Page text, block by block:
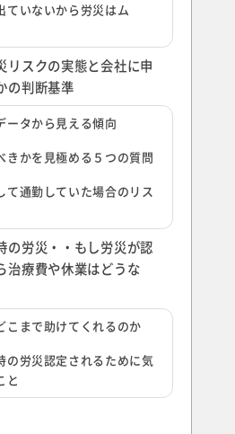
ていないから労災はム
リスクの実態と会社に申
の判断基準
ータから見える傾向
きかを見極める５つの質問
て通勤していた場合のリス
の労災・・もし労災が認
治療費や休業はどうな
こまで助けてくれるのか
の労災認定されるために気
と